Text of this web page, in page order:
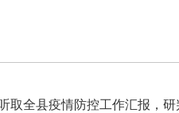
全县疫情防控工作汇报，